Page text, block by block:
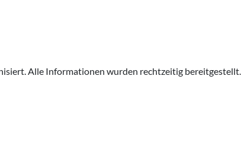
Alle Informationen wurden rechtzeitig